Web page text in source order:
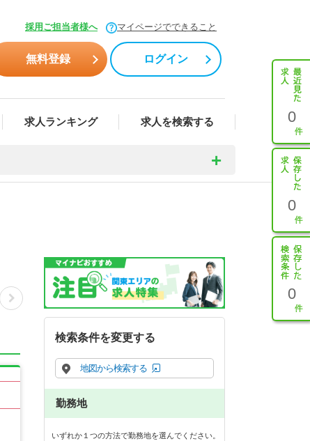
採用ご担当者様へ マイページでできること
無料登録 ログイン
求人ランキング 求人を検索する 0
0
0
検索条件を変更する
地図から検索する
勤務地
いずれか１つの方法で勤務地を選んでください。